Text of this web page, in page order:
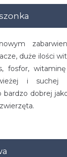
duże ilości
fosfor,
i suchej
bardzo dobrej